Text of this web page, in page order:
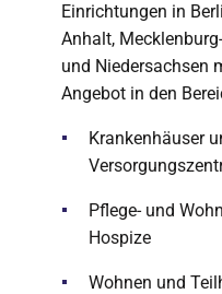
Einrichtungen in
Anhalt,
und Niedersachsen
Angebot in den
Krankenhäuser
Pflege- und
Hospize
Wohnen und